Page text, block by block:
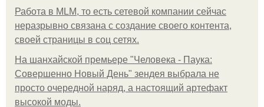
Работа в MLM, то есть сетевой компании сейчас
неразрывно связана с создание своего контента,
своей страницы в соц сетях.
На шанхайской премьере "Человека - Паука:
Совершенно Новый День" зендея выбрала не
просто очередной наряд, а настоящий артефакт
высокой моды.